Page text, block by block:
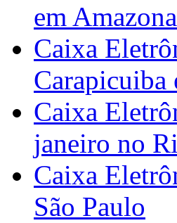
em
Caixa
Carapicuiba
Caixa
janeiro no
Caixa
São Paulo